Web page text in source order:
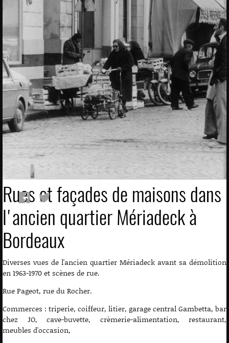
Rues et façades de maisons dans
l'ancien quartier Mériadeck à
Bordeaux
Diverses vues de l'ancien quartier Mériadeck avant sa démolition
en 1963-1970 et scènes de rue.
Rue Pageot, rue du Rocher.
Commerces : triperie, coiffeur, litier, garage central Gambetta, bar
chez JO, cave-buvette, crèmerie-alimentation, restaurant,
meubles d'occasion,